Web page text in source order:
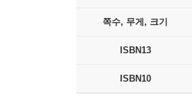
쪽수, 무게, 크기
ISBN13
ISBN10